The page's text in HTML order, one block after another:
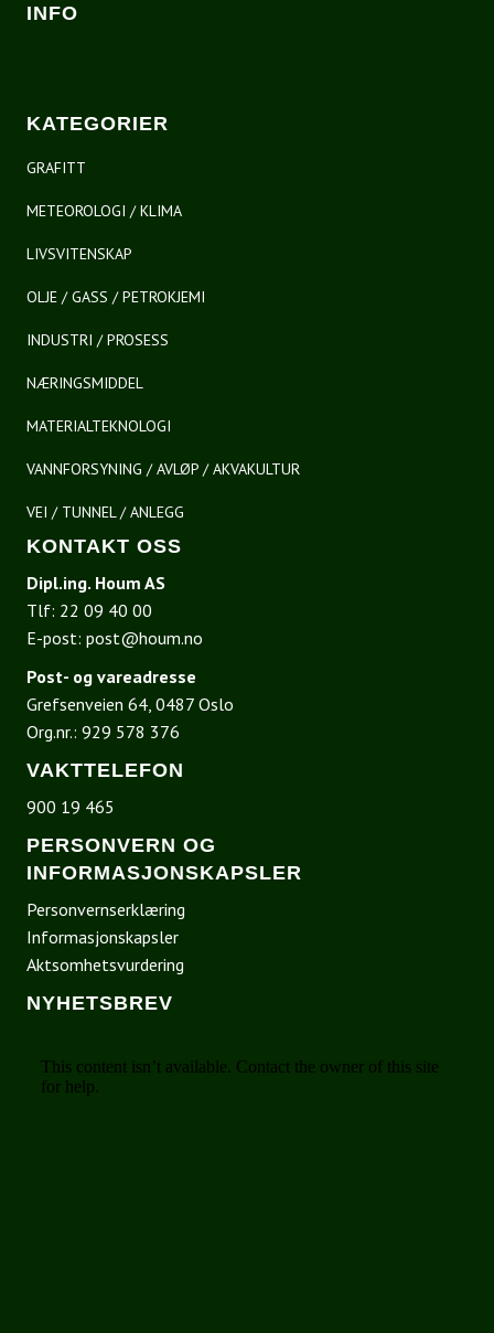
INFO
KATEGORIER
GRAFITT
METEOROLOGI / KLIMA
LIVSVITENSKAP
OLJE / GASS / PETROKJEMI
INDUSTRI / PROSESS
NÆRINGSMIDDEL
MATERIALTEKNOLOGI
VANNFORSYNING / AVLØP / AKVAKULTUR
VEI / TUNNEL / ANLEGG
KONTAKT OSS
Dipl.ing. Houm AS
Tlf: 22 09 40 00
E-post: post@houm.no
Post- og vareadresse
Grefsenveien 64, 0487 Oslo
Org.nr.: 929 578 376
VAKTTELEFON
900 19 465
PERSONVERN OG
INFORMASJONSKAPSLER
Personvernserklæring
Informasjonskapsler
Aktsomhetsvurdering
NYHETSBREV